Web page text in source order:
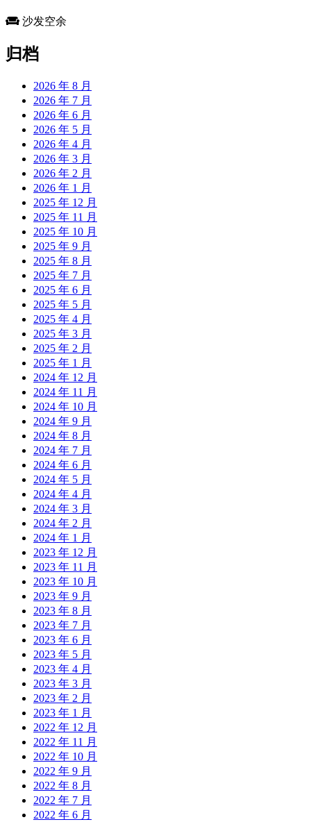
沙发空余
归档
2026 年 8 月
2026 年 7 月
2026 年 6 月
2026 年 5 月
2026 年 4 月
2026 年 3 月
2026 年 2 月
2026 年 1 月
2025 年 12 月
2025 年 11 月
2025 年 10 月
2025 年 9 月
2025 年 8 月
2025 年 7 月
2025 年 6 月
2025 年 5 月
2025 年 4 月
2025 年 3 月
2025 年 2 月
2025 年 1 月
2024 年 12 月
2024 年 11 月
2024 年 10 月
2024 年 9 月
2024 年 8 月
2024 年 7 月
2024 年 6 月
2024 年 5 月
2024 年 4 月
2024 年 3 月
2024 年 2 月
2024 年 1 月
2023 年 12 月
2023 年 11 月
2023 年 10 月
2023 年 9 月
2023 年 8 月
2023 年 7 月
2023 年 6 月
2023 年 5 月
2023 年 4 月
2023 年 3 月
2023 年 2 月
2023 年 1 月
2022 年 12 月
2022 年 11 月
2022 年 10 月
2022 年 9 月
2022 年 8 月
2022 年 7 月
2022 年 6 月